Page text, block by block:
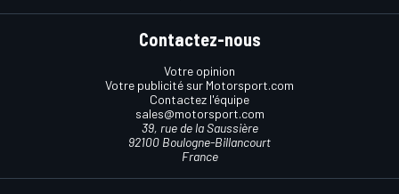
Contactez-nous
Votre opinion
Votre publicité sur Motorsport.com
Contactez l'équipe
sales@motorsport.com
39, rue de la Saussière
92100 Boulogne-Billancourt
France